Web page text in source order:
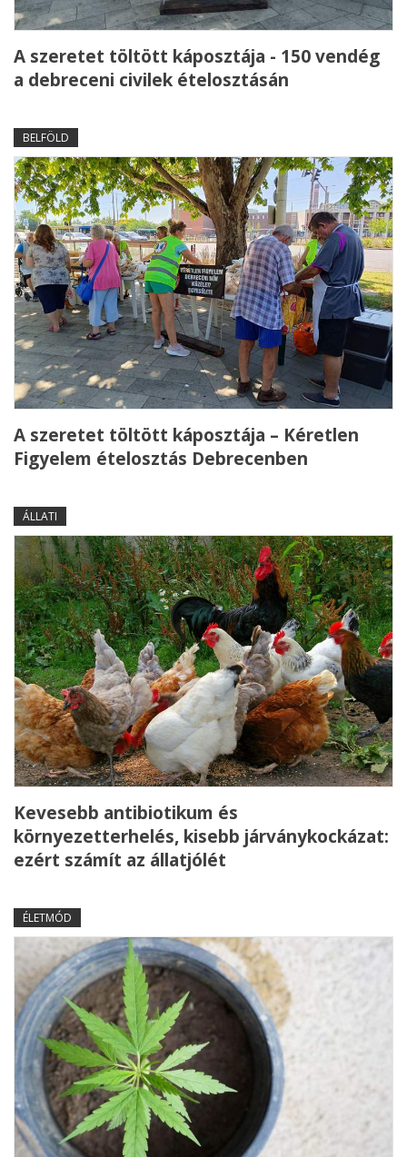
A szeretet töltött káposztája - 150 vendég
a debreceni civilek ételosztásán
BELFÖLD
A szeretet töltött káposztája – Kéretlen
Figyelem ételosztás Debrecenben
ÁLLATI
Kevesebb antibiotikum és
környezetterhelés, kisebb járványkockázat:
ezért számít az állatjólét
ÉLETMÓD